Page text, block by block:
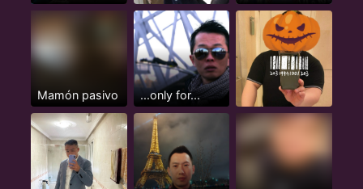
Mamón pasivo ...only for...